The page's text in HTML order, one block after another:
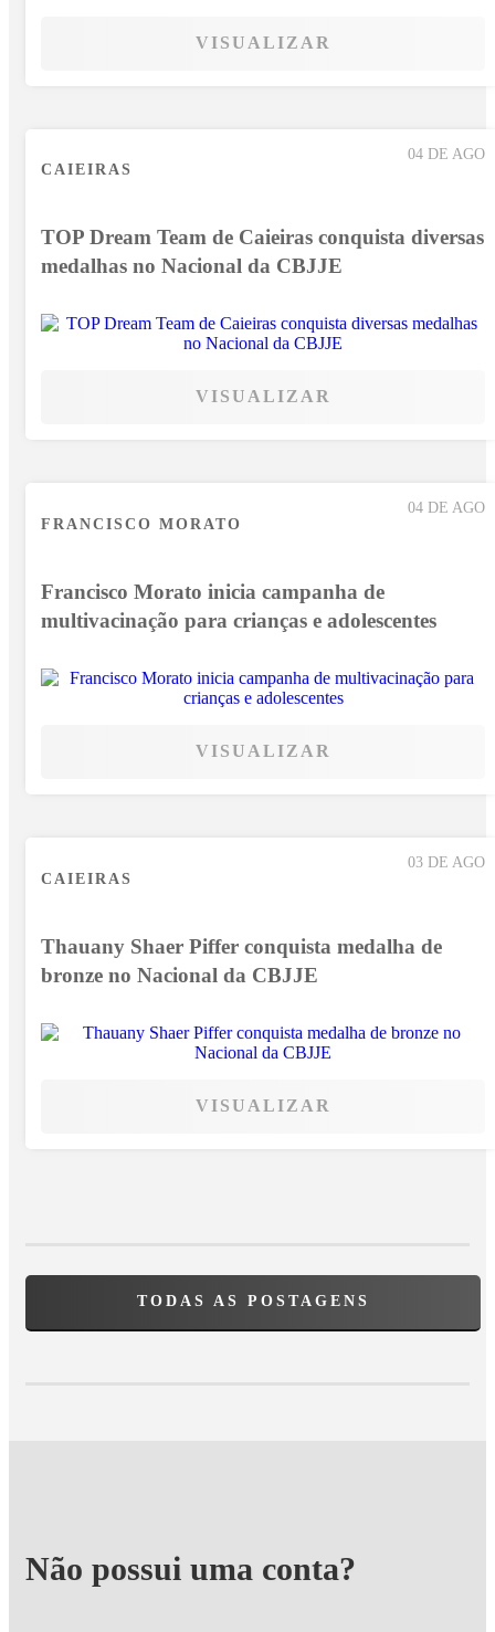
VISUALIZAR
04 DE AGO
CAIEIRAS
TOP Dream Team de Caieiras conquista diversas
medalhas no Nacional da CBJJE
VISUALIZAR
04 DE AGO
FRANCISCO MORATO
Francisco Morato inicia campanha de
multivacinação para crianças e adolescentes
VISUALIZAR
03 DE AGO
CAIEIRAS
Thauany Shaer Piffer conquista medalha de
bronze no Nacional da CBJJE
VISUALIZAR
TODAS AS POSTAGENS
Não possui uma conta?